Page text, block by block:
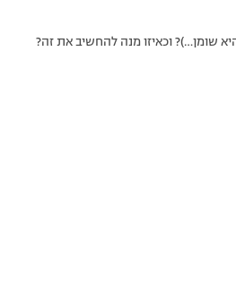
שומן…)? וכאיזו מנה להחשיב את זה?